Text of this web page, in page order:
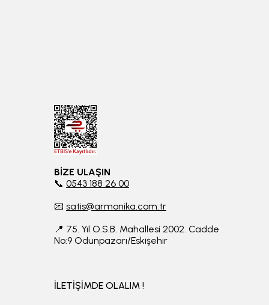
BİZE ULAŞIN
📞 0543 188 26 00
📧 satis@armonika.com.tr
📍 75. Yıl O.S.B. Mahallesi 2002. Cadde
No:9 Odunpazarı/Eskişehir
İLETİŞİMDE OLALIM !